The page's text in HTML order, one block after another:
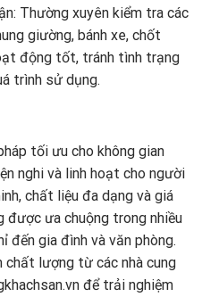
Thường xuyên kiểm tra các
giường, bánh xe, chốt
động tốt, tránh tình trạng
trình sử dụng.
tối ưu cho không gian
nghi và linh hoạt cho người
chất liệu đa dạng và giá
được ưa chuộng trong nhiều
đến gia đình và văn phòng.
chất lượng từ các nhà cung
để trải nghiệm